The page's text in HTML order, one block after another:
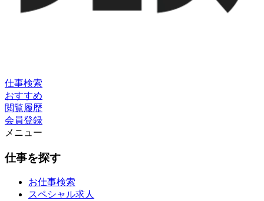
仕事検索
おすすめ
閲覧履歴
会員登録
メニュー
仕事を探す
お仕事検索
スペシャル求人